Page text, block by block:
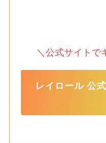
＼公式サイトで
レイロール 公